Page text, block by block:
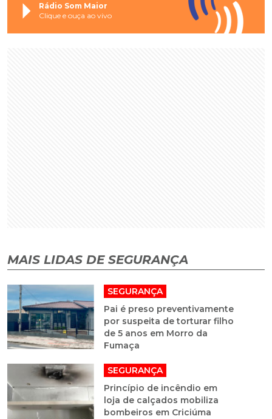
Rádio Som Maior
Clique e ouça ao vivo
MAIS LIDAS DE SEGURANÇA
SEGURANÇA
Pai é preso preventivamente
por suspeita de torturar filho
de 5 anos em Morro da
Fumaça
SEGURANÇA
Princípio de incêndio em
loja de calçados mobiliza
bombeiros em Criciúma